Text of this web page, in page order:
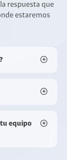
respuesta que
estaremos
equipo